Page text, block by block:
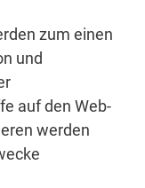
zum einen
und
auf den Web-
werden